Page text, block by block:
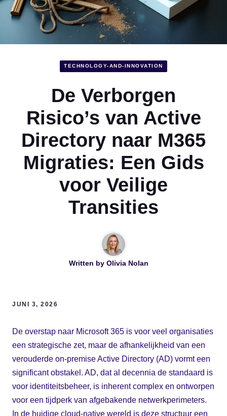
TECHNOLOGY-AND-INNOVATION
De Verborgen
Risico’s van Active
Directory naar M365
Migraties: Een Gids
voor Veilige
Transities
Written by Olivia Nolan
JUNI 3, 2026
De overstap naar Microsoft 365 is voor veel organisaties
een strategische zet, maar de afhankelijkheid van een
verouderde on-premise Active Directory (AD) vormt een
significant obstakel. AD, dat al decennia de standaard is
voor identiteitsbeheer, is inherent complex en ontworpen
voor een tijdperk van afgebakende netwerkperimeters.
In de huidige cloud-native wereld is deze structuur een